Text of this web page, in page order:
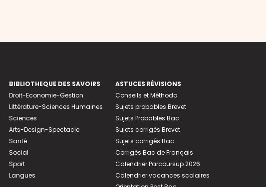
BIBLIOTHEQUE DES SAVOIRS
Droit-Economie-Gestion
Littérature-Sciences Humaines
Sciences
Arts-Design-Spectacle
Santé
Social
Sport
Langues
ASTUCES RÉVISIONS
Conseils et Méthodo
Sujets probables Brevet
Sujets Probables Bac
Sujets corrigés Brevet
Sujets corrigés Bac
Corrigés Bac de Français
Calendrier Parcoursup 2026
Calendrier vacances scolaires